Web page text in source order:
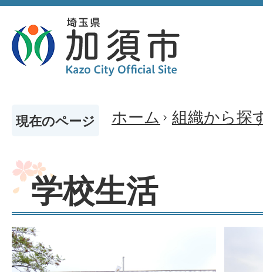
現在のページ ホーム 組織から探
学校生活